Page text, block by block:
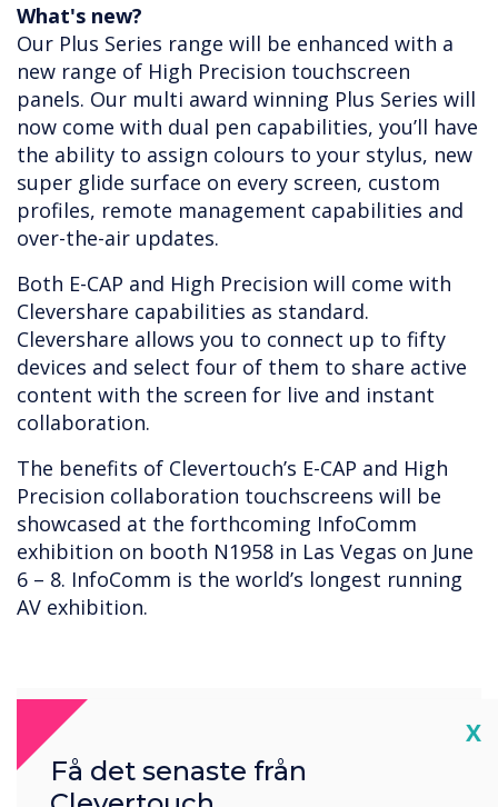
What's new?
Our Plus Series range will be enhanced with a
new range of High Precision touchscreen
panels. Our multi award winning Plus Series will
now come with dual pen capabilities, you’ll have
the ability to assign colours to your stylus, new
super glide surface on every screen, custom
profiles, remote management capabilities and
over-the-air updates.
Both E-CAP and High Precision will come with
Clevershare capabilities as standard.
Clevershare allows you to connect up to fifty
devices and select four of them to share active
content with the screen for live and instant
collaboration.
The benefits of Clevertouch’s E-CAP and High
Precision collaboration touchscreens will be
showcased at the forthcoming InfoComm
exhibition on booth N1958 in Las Vegas on June
6 – 8. InfoComm is the world’s longest running
AV exhibition.
X
Få det senaste från